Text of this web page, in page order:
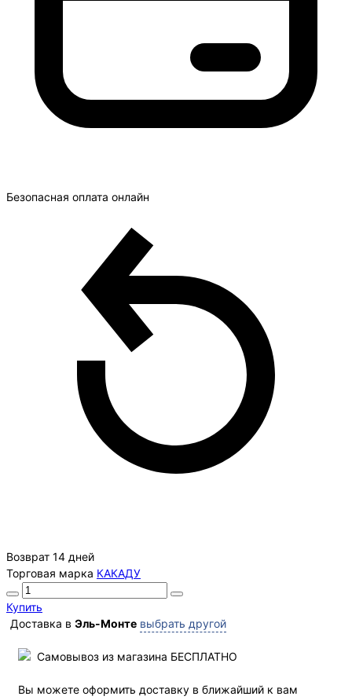
Безопасная оплата онлайн
Возврат 14 дней
Торговая марка КАКАДУ
Купить
Доставка в Эль-Монте выбрать другой
Самовывоз из магазина БЕСПЛАТНО
Вы можете оформить доставку в ближайший к вам